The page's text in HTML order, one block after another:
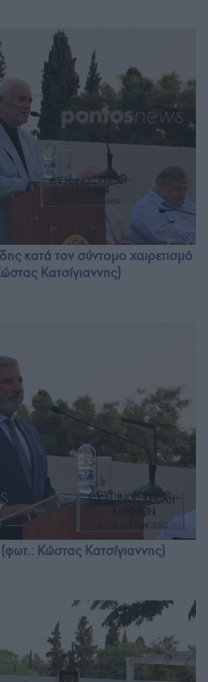
κατά τον σύντομο χαιρετισμό
Κατσίγιαννης)
Κώστας Κατσίγιαννης)